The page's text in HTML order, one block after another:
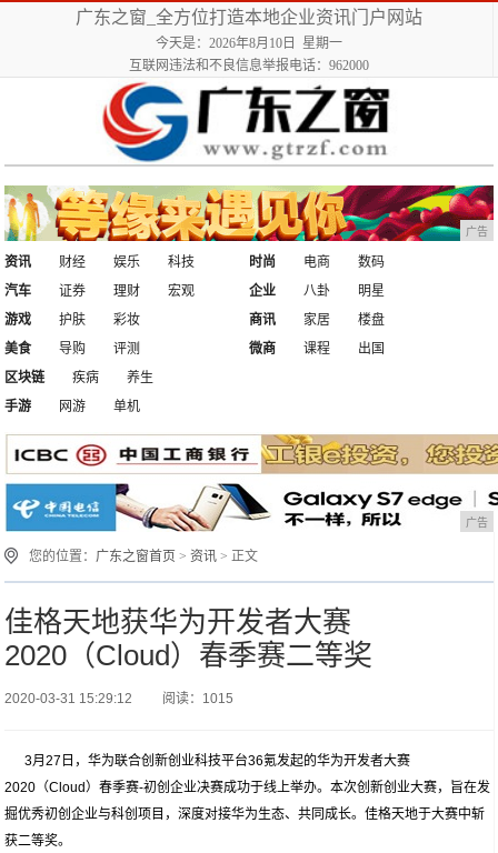
广东之窗_全方位打造本地企业资讯门户网站
今天是：2026年8月10日 星期一
互联网违法和不良信息举报电话：962000
广告
资讯 财经 娱乐
科技
汽车
证券 理财 宏观
时尚 电商
数码
企业
八卦
明星
游戏
护肤
彩妆
美食
导购 评测
商讯 家居
楼盘
微商
课程
出国
区块链
疾病
养生
手游
网游 单机
广告
您的位置： 广东之窗首页 >资讯 > 正文
佳格天地获华为开发者大赛
2020（Cloud）春季赛二等奖
2020-03-31 15:29:12 阅读：1015
3月27日，华为联合创新创业科技平台36氪发起的华为开发者大赛
2020（Cloud）春季赛-初创企业决赛成功于线上举办。本次创新创业大赛，旨在发
掘优秀初创企业与科创项目，深度对接华为生态、共同成长。佳格天地于大赛中斩
获二等奖。